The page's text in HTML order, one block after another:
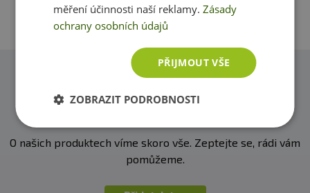
Zeptejte se, rádi vám pomůžeme
O našich produktech víme skoro vše. Zeptejte se, rádi vám
pomůžeme.
měření účinnosti naší reklamy.Zásady
ochrany osobních údajů
PŘIJMOUT VŠE
ZOBRAZIT PODROBNOSTI